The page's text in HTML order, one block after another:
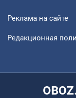
Реклама на сайте
Редакционная